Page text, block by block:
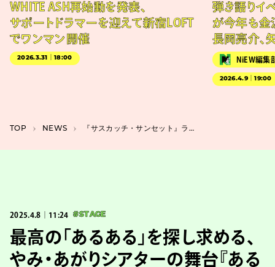
WHITE ASH再始動を発表、
サポートドラマーを迎えて新宿LOFT
でワンマン開催
2026.3.31｜18:00
弾き語りイ
が今年も金
長岡亮介、
NiEW編集
2026.4.9｜19:00
TOP NEWS 『サスカッチ・サンセット』ラジカセ持つUMAの写真解禁、アリ・アスター製作総指揮
2025.4.8｜11:24 #STAGE
最高の「あるある」を探し求める、
やみ・あがりシアターの舞台『ある